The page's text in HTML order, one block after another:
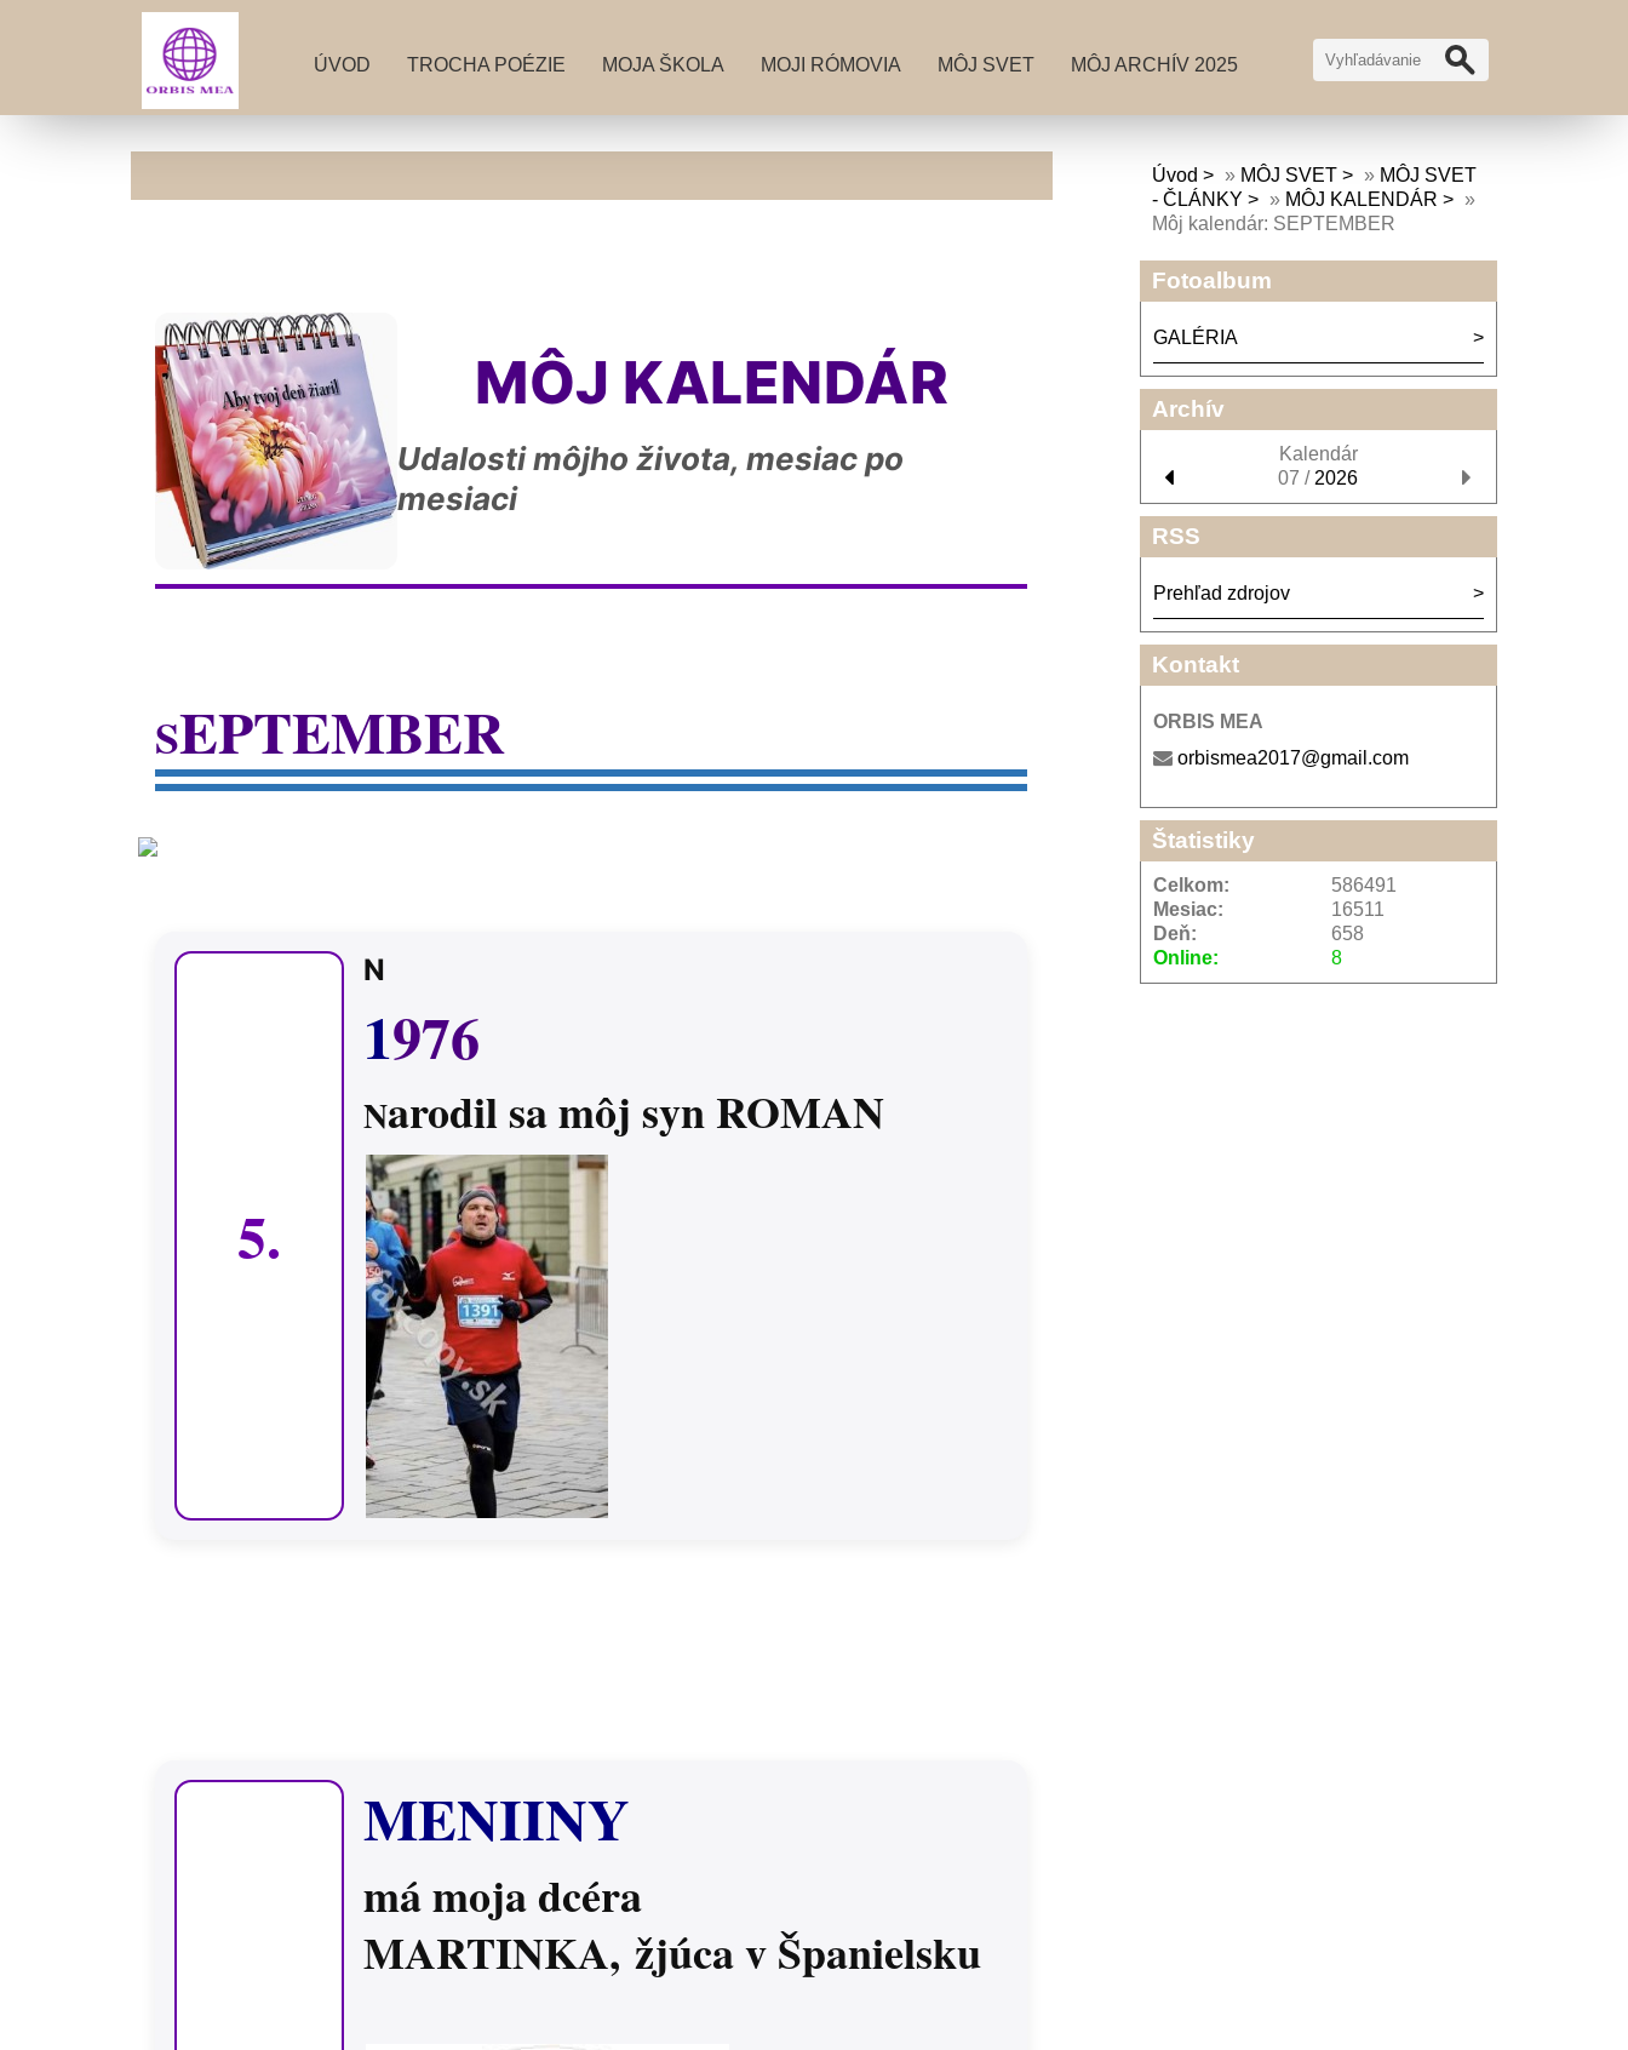
ÚVOD TROCHA POÉZIE MOJA ŠKOLA MOJI RÓMOVIA MÔJ SVET MÔJ ARCHÍV 2025
MÔJ KALENDÁR
Udalosti môjho života, mesiac po
mesiaci
SEPTEMBER
5.
N
1976
Narodil sa môj syn ROMAN
MENIINY
má moja dcéra
MARTINKA, žjúca v Španielsku
Úvod » MÔJ SVET » MÔJ SVET
- ČLÁNKY
» MÔJ KALENDÁR
»
Môj kalendár: SEPTEMBER
Fotoalbum
GALÉRIA
Archív
Kalendár
07 / 2026
RSS
Prehľad zdrojov
Kontakt
ORBIS MEA
orbismea2017@gmail.com
Štatistiky
Online: 8
Celkom:
586491
Mesiac:
16511
Deň:
658